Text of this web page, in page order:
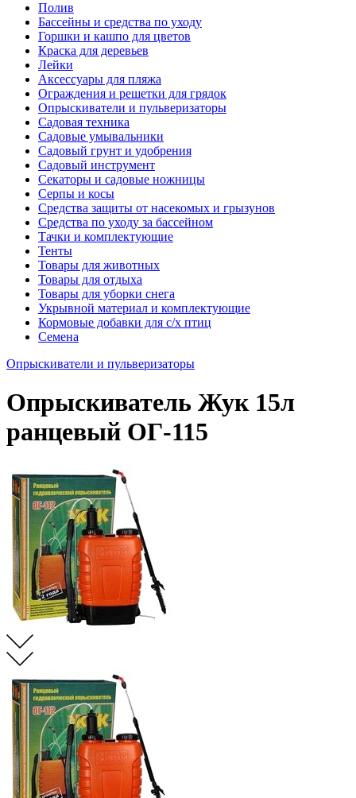
Полив
Бассейны и средства по уходу
Горшки и кашпо для цветов
Краска для деревьев
Лейки
Аксессуары для пляжа
Ограждения и решетки для грядок
Опрыскиватели и пульверизаторы
Садовая техника
Садовые умывальники
Садовый грунт и удобрения
Садовый инструмент
Секаторы и садовые ножницы
Серпы и косы
Средства защиты от насекомых и грызунов
Средства по уходу за бассейном
Тачки и комплектующие
Тенты
Товары для животных
Товары для отдыха
Товары для уборки снега
Укрывной материал и комплектующие
Кормовые добавки для с/х птиц
Семена
Опрыскиватели и пульверизаторы
Опрыскиватель Жук 15л
ранцевый ОГ-115